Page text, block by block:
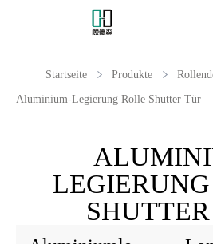
Startseite Produkte
Aluminium-Legierung Rolle Shutter Tür